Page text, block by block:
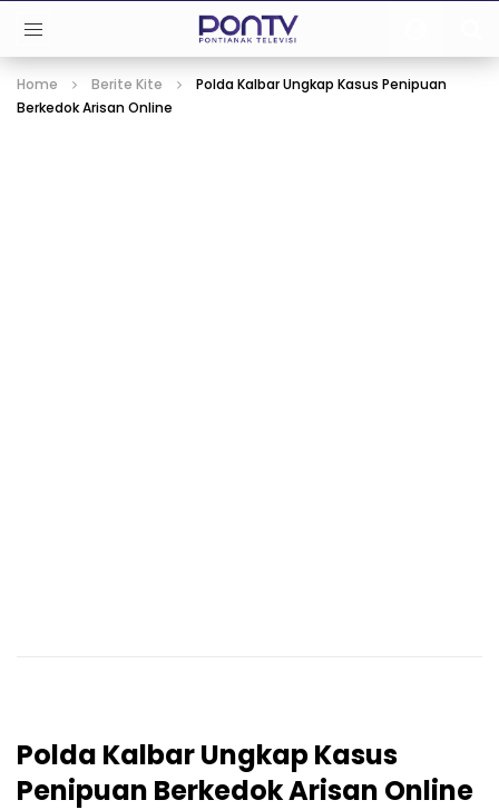
Home Berite Kite
Polda Kalbar Ungkap Kasus Penipuan
Berkedok Arisan Online
Polda Kalbar Ungkap Kasus
Penipuan Berkedok Arisan Online